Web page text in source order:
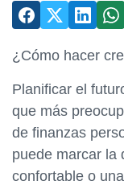
¿Cómo hacer
Planificar el
que más
de finanzas
puede marcar la
confortable o